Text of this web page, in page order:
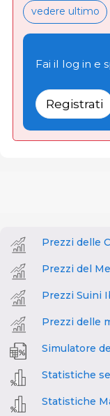
vedere ultimo
Fai il log in e
Registrati
Prezzi delle
Prezzi del
Prezzi Suini
Prezzi delle
Simulatore
Statistiche
Statistiche